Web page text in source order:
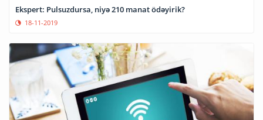
Ekspert: Pulsuzdursa, niyə 210 manat ödəyirik?
18-11-2019